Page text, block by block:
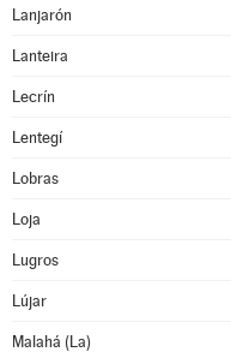
Lanjarón
Lanteira
Lecrín
Lentegí
Lobras
Loja
Lugros
Lújar
Malahá (La)